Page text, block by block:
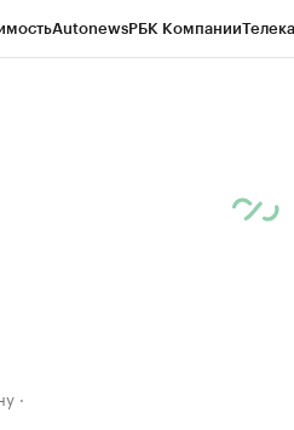
AutonewsРБК Компании